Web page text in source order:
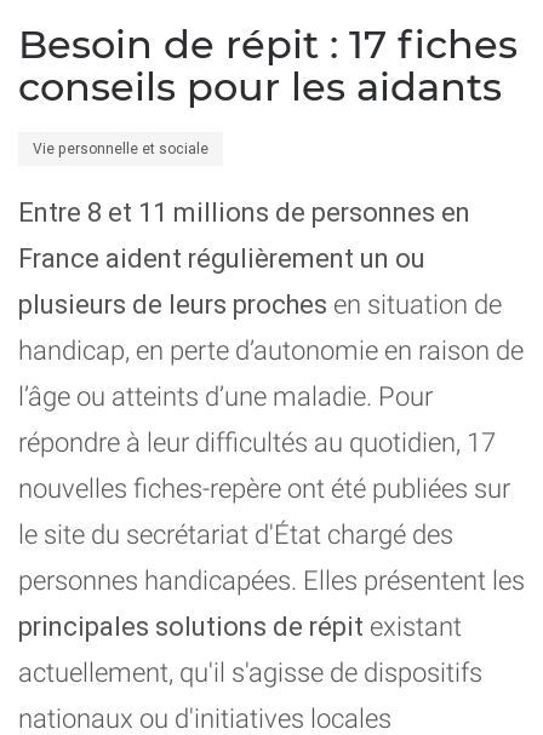
Besoin de répit : 17 fiches
conseils pour les aidants
Vie personnelle et sociale
Entre 8 et 11 millions de personnes en
France aident régulièrement un ou
plusieurs de leurs proches en situation de
handicap, en perte d’autonomie en raison de
l’âge ou atteints d’une maladie. Pour
répondre à leur difficultés au quotidien, 17
nouvelles fiches-repère ont été publiées sur
le site du secrétariat d'État chargé des
personnes handicapées. Elles présentent les
principales solutions de répit existant
actuellement, qu'il s'agisse de dispositifs
nationaux ou d'initiatives locales